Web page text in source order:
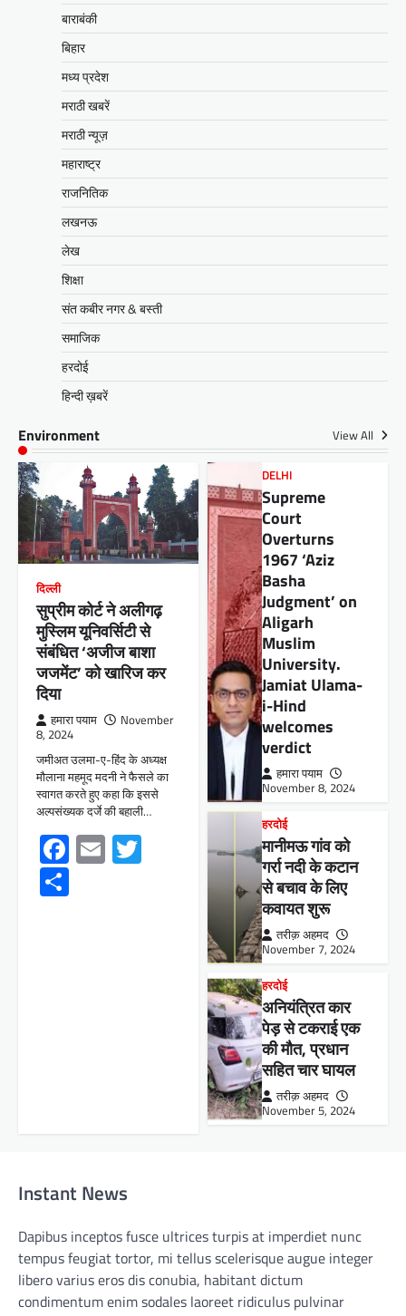
बाराबंकी
बिहार
मध्य प्रदेश
मराठी खबरें
मराठी न्यूज़
महाराष्ट्र
राजनितिक
लखनऊ
लेख
शिक्षा
संत कबीर नगर & बस्ती
समाजिक
हरदोई
हिन्दी ख़बरें
Environment View All
दिल्ली
सुप्रीम कोर्ट ने अलीगढ़
मुस्लिम यूनिवर्सिटी से
संबंधित ‘अजीज बाशा
जजमेंट’ को खारिज कर
दिया
हमारा पयाम
November
8, 2024
जमीअत उलमा-ए-हिंद के अध्यक्ष
मौलाना महमूद मदनी ने फैसले का
स्वागत करते हुए कहा कि इससे
अल्पसंख्यक दर्जे की बहाली…
Facebook
Email Twitter
DELHI
Supreme
Court
Overturns
1967 ‘Aziz
Basha
Judgment’ on
Aligarh
Muslim
University.
Jamiat Ulama-
i-Hind
welcomes
verdict
हमारा पयाम
November 8, 2024
हरदोई
मानीमऊ गांव को
गर्रा नदी के कटान
से बचाव के लिए
कवायत शुरू
तरीक़ अहमद
November 7, 2024
हरदोई
अनियंत्रित कार
पेड़ से टकराई एक
की मौत, प्रधान
सहित चार घायल
तरीक़ अहमद
November 5, 2024
Instant News
Dapibus inceptos fusce ultrices turpis at imperdiet nunc
tempus feugiat tortor, mi tellus scelerisque augue integer
libero varius eros dis conubia, habitant dictum
condimentum enim sodales laoreet ridiculus pulvinar